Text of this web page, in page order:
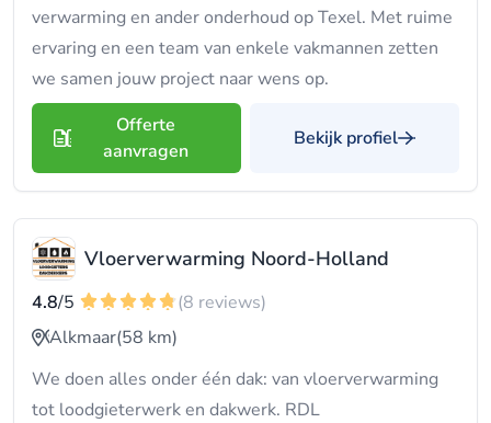
verwarming en ander onderhoud op Texel. Met ruime
ervaring en een team van enkele vakmannen zetten
we samen jouw project naar wens op.
Offerte
aanvragen
Bekijk profiel
Vloerverwarming Noord-Holland
4.8/5
(8 reviews)
Alkmaar(58 km)
We doen alles onder één dak: van vloerverwarming
tot loodgieterwerk en dakwerk. RDL